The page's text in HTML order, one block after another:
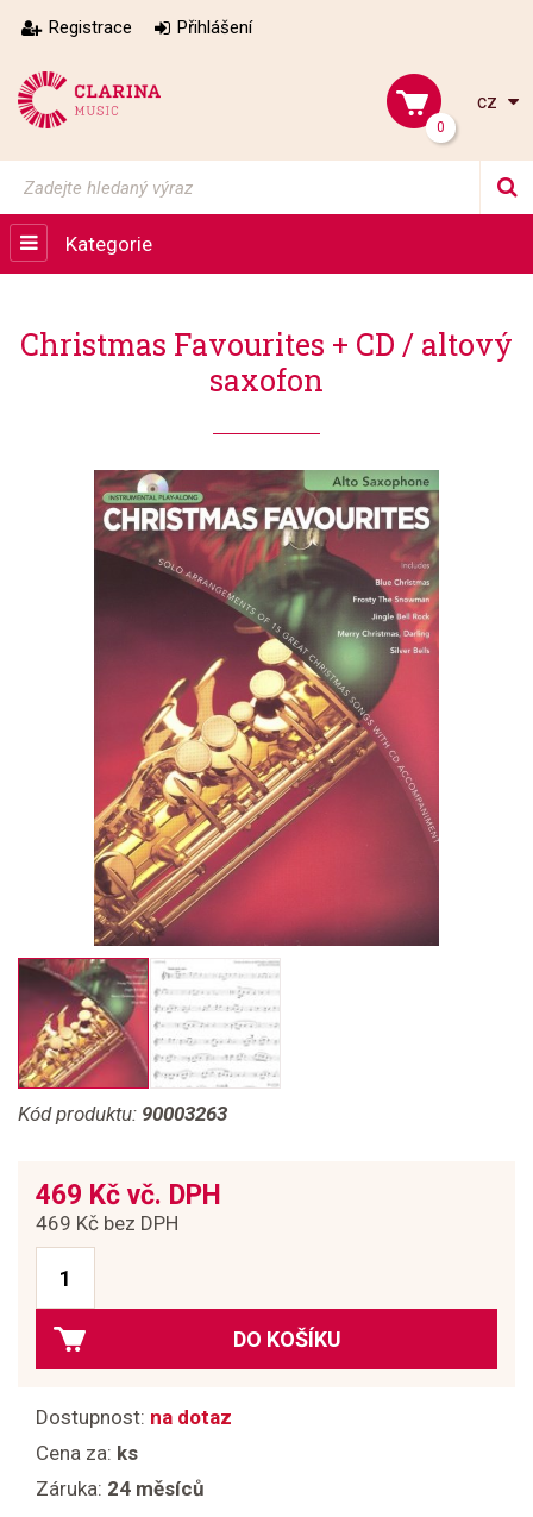
Registrace Přihlášení
0
cz
Kategorie
Christmas Favourites + CD / altový
saxofon
Kód produktu: 90003263
469 Kč vč. DPH
469 Kč bez DPH
DO KOŠÍKU
Dostupnost: na dotaz
Cena za: ks
Záruka: 24 měsíců